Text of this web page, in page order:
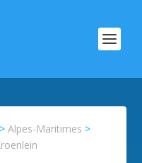
>Alpes-Maritimes >